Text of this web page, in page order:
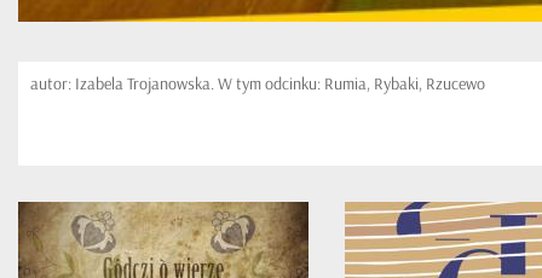
autor: Izabela Trojanowska. W tym odcinku: Rumia, Rybaki, Rzucewo